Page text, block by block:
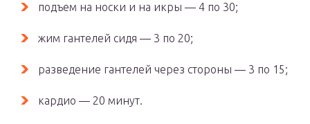
подъем на носки и на икры — 4 по 30;
жим гантелей сидя — 3 по 20;
разведение гантелей через стороны — 3 по 15;
кардио — 20 минут.